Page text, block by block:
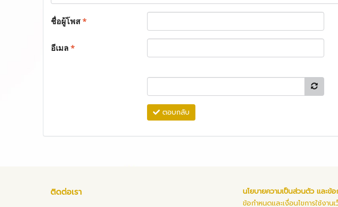
ชื่อผู้โพส*
อีเมล*
ตอบกลับ
ติดต่อเรา
นโยบายความเป็นส่วนตัว และข้อ
ข้อกำหนดและเงื่อนไขการใช้งาน